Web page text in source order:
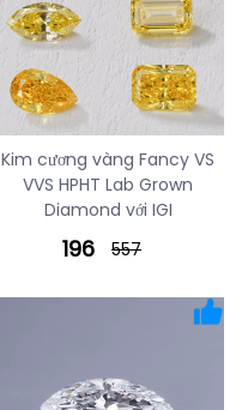
Kim cương vàng Fancy VS
VVS HPHT Lab Grown
Diamond với IGI
196 557